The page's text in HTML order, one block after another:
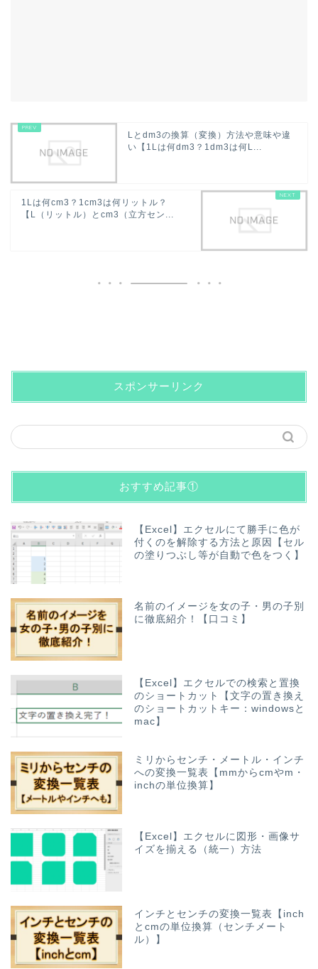
Lとdm3の換算（変換）方法や意味や違
い【1Lは何dm3？1dm3は何L...
1Lは何cm3？1cm3は何リットル？
【L（リットル）とcm3（立方セン...
スポンサーリンク
おすすめ記事①
【Excel】エクセルにて勝手に色が
付くのを解除する方法と原因【セル
の塗りつぶし等が自動で色をつく】
名前のイメージを女の子・男の子別
に徹底紹介！【口コミ】
【Excel】エクセルでの検索と置換
のショートカット【文字の置き換え
のショートカットキー：windowsと
mac】
ミリからセンチ・メートル・インチ
への変換一覧表【mmからcmやm・
inchの単位換算】
【Excel】エクセルに図形・画像サ
イズを揃える（統一）方法
インチとセンチの変換一覧表【inch
とcmの単位換算（センチメート
ル）】